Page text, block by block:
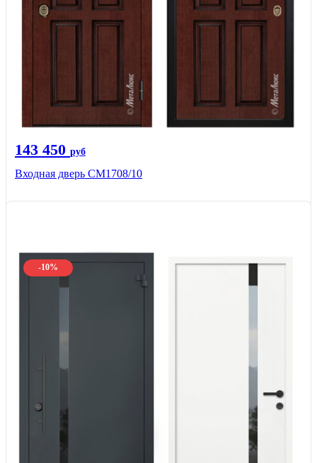
143 450 руб
Входная дверь CМ1708/10
-10%